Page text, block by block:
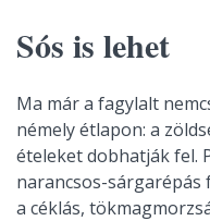
Sós is lehet
Ma már a fagylalt
némely étlapon: a
ételeket dobhatják fel.
narancsos-sárgarépás
a céklás,